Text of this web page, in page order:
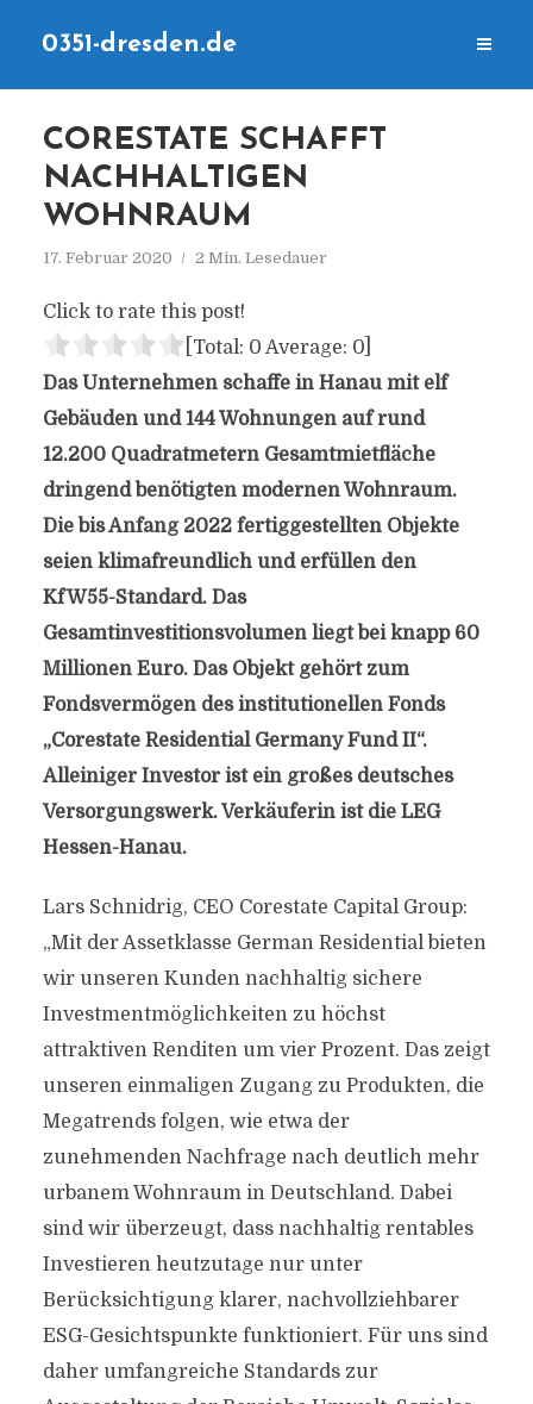
0351-dresden.de
CORESTATE SCHAFFT
NACHHALTIGEN
WOHNRAUM
17. Februar 2020 2 Min. Lesedauer
Click to rate this post!
[Total: 0 Average: 0]
Das Unternehmen schaffe in Hanau mit elf
Gebäuden und 144 Wohnungen auf rund
12.200 Quadratmetern Gesamtmietfläche
dringend benötigten modernen Wohnraum.
Die bis Anfang 2022 fertiggestellten Objekte
seien klimafreundlich und erfüllen den
KfW55-Standard. Das
Gesamtinvestitionsvolumen liegt bei knapp 60
Millionen Euro. Das Objekt gehört zum
Fondsvermögen des institutionellen Fonds
„Corestate Residential Germany Fund II“.
Alleiniger Investor ist ein großes deutsches
Versorgungswerk. Verkäuferin ist die LEG
Hessen-Hanau.
Lars Schnidrig, CEO Corestate Capital Group:
„Mit der Assetklasse German Residential bieten
wir unseren Kunden nachhaltig sichere
Investmentmöglichkeiten zu höchst
attraktiven Renditen um vier Prozent. Das zeigt
unseren einmaligen Zugang zu Produkten, die
Megatrends folgen, wie etwa der
zunehmenden Nachfrage nach deutlich mehr
urbanem Wohnraum in Deutschland. Dabei
sind wir überzeugt, dass nachhaltig rentables
Investieren heutzutage nur unter
Berücksichtigung klarer, nachvollziehbarer
ESG-Gesichtspunkte funktioniert. Für uns sind
daher umfangreiche Standards zur